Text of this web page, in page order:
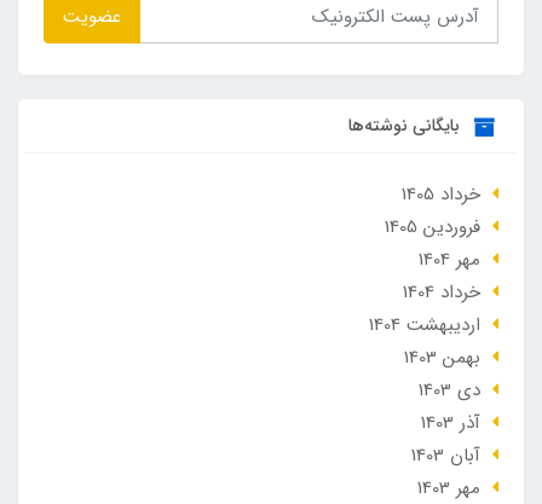
عضویت
بایگانی نوشته‌ها
خرداد 1405
فروردین 1405
مهر 1404
خرداد 1404
ارديبهشت 1404
بهمن 1403
دی 1403
آذر 1403
آبان 1403
مهر 1403